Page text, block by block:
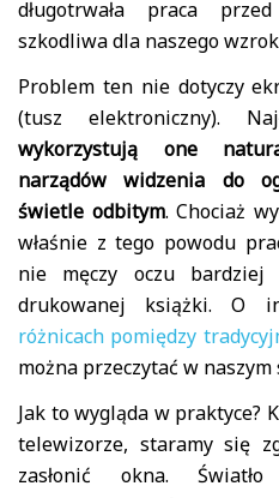
długotrwała praca
szkodliwa dla naszego
Problem ten nie dotyczy
(tusz elektroniczny).
wykorzystują one
narządów widzenia do
świetle odbitym. Chociaż
właśnie z tego powodu
nie męczy oczu bardziej
drukowanej książki. O
różnicach pomiędzy
można przeczytać w
Jak to wygląda w praktyce?
telewizorze, staramy się
zasłonić okna.